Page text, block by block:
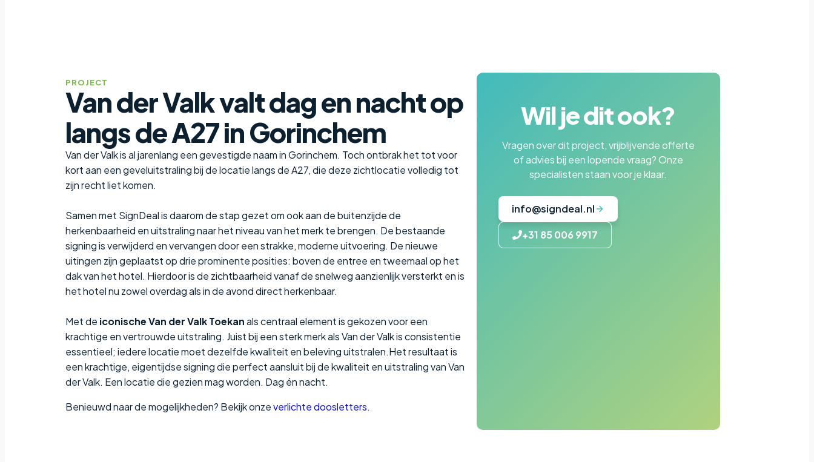
PROJECT
Van der Valk valt dag en nacht op
langs de A27 in Gorinchem
Van der Valk is al jarenlang een gevestigde naam in Gorinchem. Toch ontbrak het tot voor
kort aan een geveluitstraling bij de locatie langs de A27, die deze zichtlocatie volledig tot
zijn recht liet komen.
Samen met SignDeal is daarom de stap gezet om ook aan de buitenzijde de
herkenbaarheid en uitstraling naar het niveau van het merk te brengen. De bestaande
signing is verwijderd en vervangen door een strakke, moderne uitvoering. De nieuwe
uitingen zijn geplaatst op drie prominente posities: boven de entree en tweemaal op het
dak van het hotel. Hierdoor is de zichtbaarheid vanaf de snelweg aanzienlijk versterkt en is
het hotel nu zowel overdag als in de avond direct herkenbaar.
Met de iconische Van der Valk Toekanals centraal element is gekozen voor een
krachtige en vertrouwde uitstraling. Juist bij een sterk merk als Van der Valk is consistentie
essentieel; iedere locatie moet dezelfde kwaliteit en beleving uitstralen.Het resultaat is
een krachtige, eigentijdse signing die perfect aansluit bij de kwaliteit en uitstraling van Van
der Valk. Een locatie die gezien mag worden. Dag én nacht.
Benieuwd naar de mogelijkheden? Bekijk onzeverlichte doosletters.
Wil je dit ook?
Vragen over dit project, vrijblijvende offerte
of advies bij een lopende vraag? Onze
specialisten staan voor je klaar.
info@signdeal.nl
+31 85 006 9917